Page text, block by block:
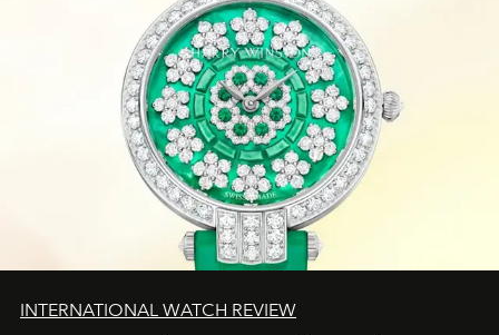
INTERNATIONAL WATCH REVIEW